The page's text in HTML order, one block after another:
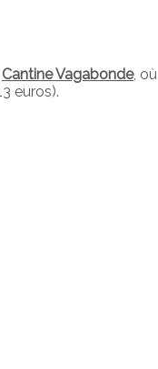
Cantine Vagabonde, où
euros).